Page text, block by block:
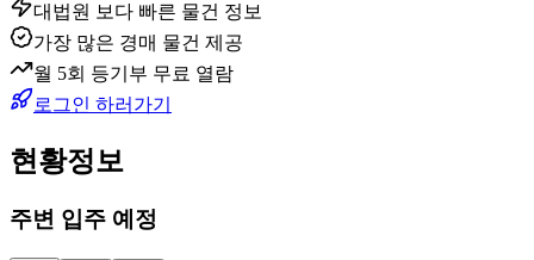
대법원 보다 빠른 물건 정보
가장 많은 경매 물건 제공
월 5회 등기부 무료 열람
로그인 하러가기
현황정보
주변 입주 예정